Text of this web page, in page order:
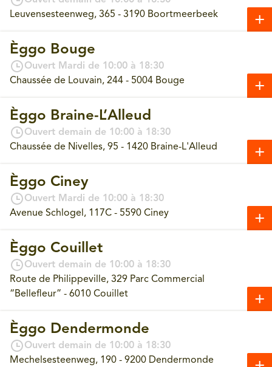
Leuvensesteenweg, 365 - 3190 Boortmeerbeek
Èggo Bouge
Ouvert Mardi de 10:00 à 18:30
Chaussée de Louvain, 244 - 5004 Bouge
Èggo Braine-L’Alleud
Ouvert demain de 10:00 à 18:30
Chaussée de Nivelles, 95 - 1420 Braine-L'Alleud
Èggo Ciney
Ouvert Mardi de 10:00 à 18:30
Avenue Schlogel, 117C - 5590 Ciney
Èggo Couillet
Ouvert demain de 10:00 à 18:30
Route de Philippeville, 329 Parc Commercial
“Bellefleur” - 6010 Couillet
Èggo Dendermonde
Ouvert demain de 10:00 à 18:30
Mechelsesteenweg, 190 - 9200 Dendermonde